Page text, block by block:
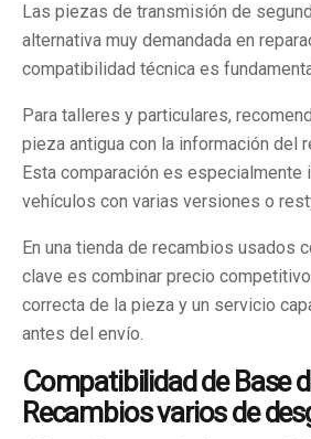
Las piezas de transmisión de
alternativa muy demandada en
compatibilidad técnica es
Para talleres y particulares,
pieza antigua con la información del
Esta comparación es especialmente
vehículos con varias versiones o
En una tienda de recambios usados
clave es combinar precio
correcta de la pieza y un servicio
antes del envío.
Compatibilidad de Base
Recambios varios de